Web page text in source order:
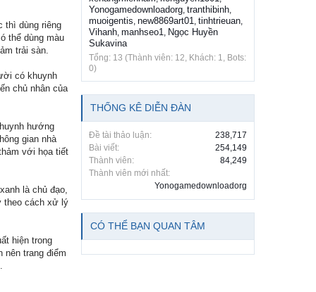
thì dùng riêng
thể dùng màu
trải sàn.
có khuynh
chủ nhân của
hướng
gian nhà
với họa tiết
là chủ đạo,
theo cách xử lý
hiện trong
nên trang điểm
Yonogamedownloadorg, tranthibinh,
muoigentis, new8869art01, tinhtrieuan,
Vihanh, manhseo1, Ngọc Huyền
Sukavina
Tổng: 13 (Thành viên: 12, Khách: 1, Bots:
0)
THỐNG KÊ DIỄN ĐÀN
Đề tài thảo luận:
238,717
Bài viết:
254,149
Thành viên:
84,249
Thành viên mới nhất:
Yonogamedownloadorg
CÓ THỂ BẠN QUAN TÂM